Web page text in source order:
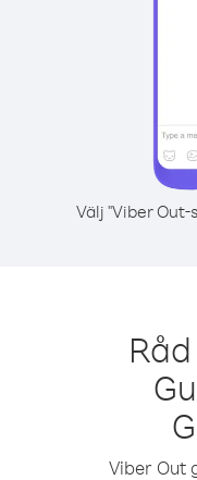
Välj "Viber
Viber Out